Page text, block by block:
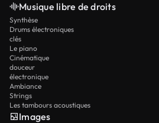
Musique libre de droits
Synthèse
Drums électroniques
clés
Le piano
Cinématique
douceur
électronique
Ambiance
Strings
Les tambours acoustiques
Images